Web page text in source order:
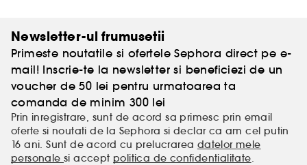
Newsletter-ul frumusetii
Primeste noutatile si ofertele Sephora direct pe e-
mail! Inscrie-te la newsletter si beneficiezi de un
voucher de 50 lei pentru urmatoarea ta
comanda de minim 300 lei
Prin inregistrare, sunt de acord sa primesc prin email
oferte si noutati de la Sephora si declar ca am cel putin
16 ani. Sunt de acord cu prelucrarea datelor mele
personalesi accept politica de confidentialitate.